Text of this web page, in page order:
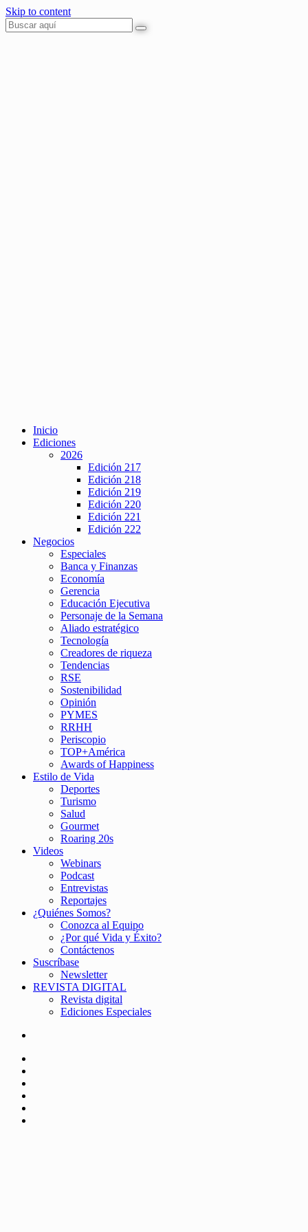
Skip to content
Inicio
Ediciones
2026
Edición 217
Edición 218
Edición 219
Edición 220
Edición 221
Edición 222
Negocios
Especiales
Banca y Finanzas
Economía
Gerencia
Educación Ejecutiva
Personaje de la Semana
Aliado estratégico
Tecnología
Creadores de riqueza
Tendencias
RSE
Sostenibilidad
Opinión
PYMES
RRHH
Periscopio
TOP+América
Awards of Happiness
Estilo de Vida
Deportes
Turismo
Salud
Gourmet
Roaring 20s
Videos
Webinars
Podcast
Entrevistas
Reportajes
¿Quiénes Somos?
Conozca al Equipo
¿Por qué Vida y Éxito?
Contáctenos
Suscríbase
Newsletter
REVISTA DIGITAL
Revista digital
Ediciones Especiales